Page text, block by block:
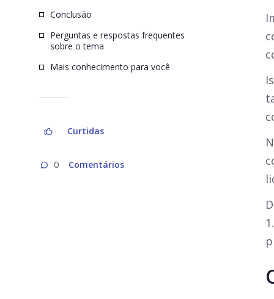
Conclusão
Perguntas e respostas frequentes
sobre o tema
Mais conhecimento para você
Curtidas
0 Comentários